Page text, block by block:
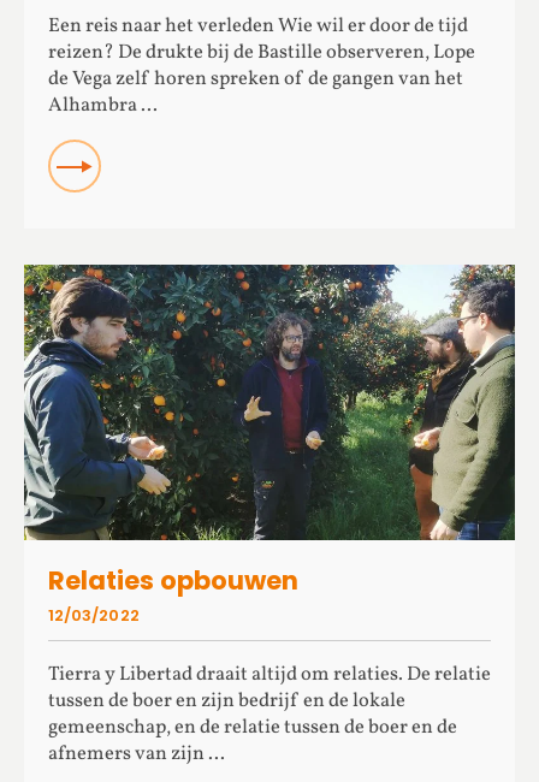
Een reis naar het verleden Wie wil er door de tijd
reizen? De drukte bij de Bastille observeren, Lope
de Vega zelf horen spreken of de gangen van het
Alhambra ...
READ
Relaties opbouwen
Tierra y Libertad draait altijd om relaties. De relatie
tussen de boer en zijn bedrijf en de lokale
gemeenschap, en de relatie tussen de boer en de
afnemers van zijn ...
12/03/2022